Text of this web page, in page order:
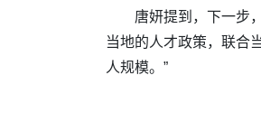
唐妍提到，下一步
当地的人才政策，联合
人规模。”